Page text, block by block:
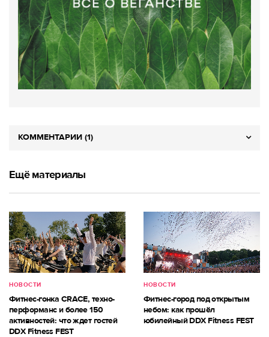
КОММЕНТАРИИ (1)
Ещё материалы
НОВОСТИ
Фитнес-гонка CRACE, техно-
перформанс и более 150
активностей: что ждет гостей
DDX Fitness FEST
НОВОСТИ
Фитнес-город под открытым
небом: как прошёл
юбилейный DDX Fitness FEST